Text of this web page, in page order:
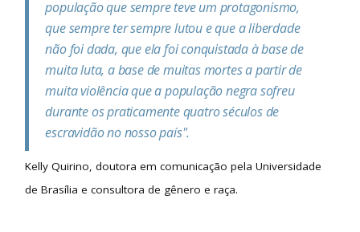
população que sempre teve um protagonismo,
que sempre ter sempre lutou e que a liberdade
não foi dada, que ela foi conquistada à base de
muita luta, a base de muitas mortes a partir de
muita violência que a população negra sofreu
durante os praticamente quatro séculos de
escravidão no nosso país".
Kelly Quirino, doutora em comunicação pela Universidade
de Brasília e consultora de gênero e raça.